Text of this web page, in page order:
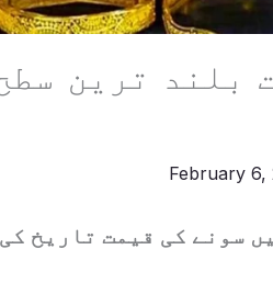
بلند ترین
February 6,
سونے کی قیمت تاریخ